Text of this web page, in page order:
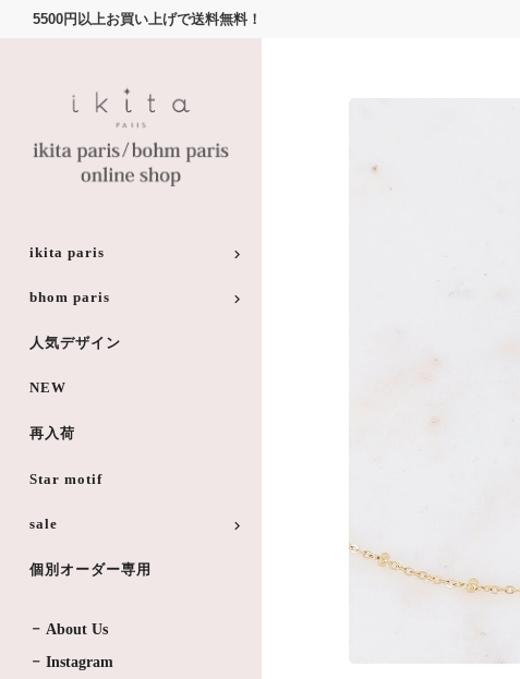
5500円以上お買い上げで送料無料！
ikita paris
bhom paris
人気デザイン
NEW
再入荷
Star motif
sale
個別オーダー専用
About Us
Instagram